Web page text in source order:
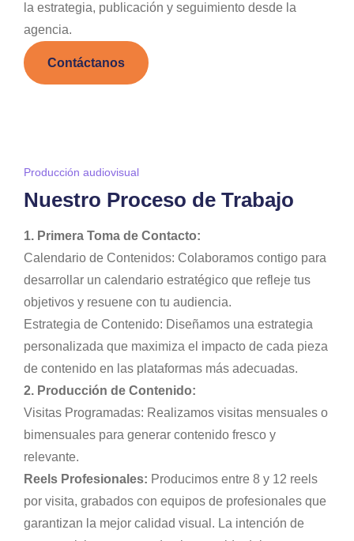
la estrategia, publicación y seguimiento desde la
agencia.
Contáctanos
Producción audiovisual
Nuestro Proceso de Trabajo
1. Primera Toma de Contacto:
Calendario de Contenidos: Colaboramos contigo para
desarrollar un calendario estratégico que refleje tus
objetivos y resuene con tu audiencia.
Estrategia de Contenido: Diseñamos una estrategia
personalizada que maximiza el impacto de cada pieza
de contenido en las plataformas más adecuadas.
2. Producción de Contenido:
Visitas Programadas: Realizamos visitas mensuales o
bimensuales para generar contenido fresco y
relevante.
Reels Profesionales: Producimos entre 8 y 12 reels
por visita, grabados con equipos de profesionales que
garantizan la mejor calidad visual. La intención de